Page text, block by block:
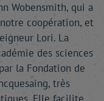
Wobensmith, qui a
coopération, et
Lori. La
des sciences
la Fondation de
très